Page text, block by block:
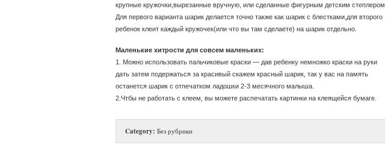
крупные кружочки,вырезанные вручную, или сделанные фигурным детским степлером.
Для первого варианта шарик делается точно также как шарик с блестками,для второго
ребенок клеит каждый кружочек(или что вы там сделаете) на шарик отдельно.
Маленькие хитрости для совсем маленьких:
1. Можно использовать пальчиковые краски — дав ребенку немножко краски на руки
дать затем подержаться за красивый скажем красный шарик, так у вас на память
останется шарик с отпечатком ладошки 2-3 месячного малыша.
2.Чтбы не работать с клеем, вы можете распечатать картинки на клеящейся бумаге.
Category: Без рубрики